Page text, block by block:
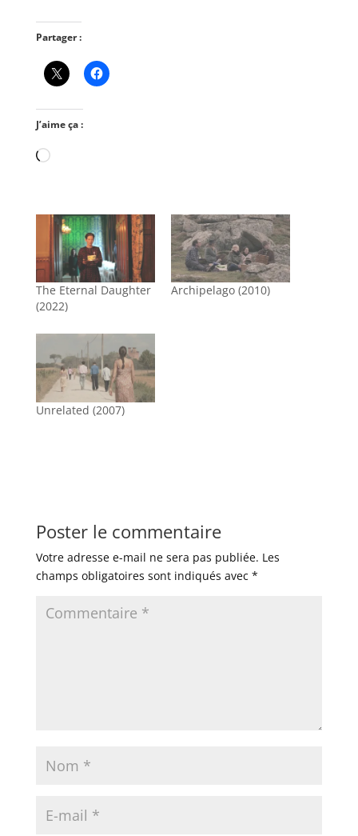
Partager :
J’aime ça :
Chargement…
The Eternal Daughter
(2022)
Archipelago (2010)
Unrelated (2007)
Poster le commentaire
Votre adresse e-mail ne sera pas publiée. Les
champs obligatoires sont indiqués avec *